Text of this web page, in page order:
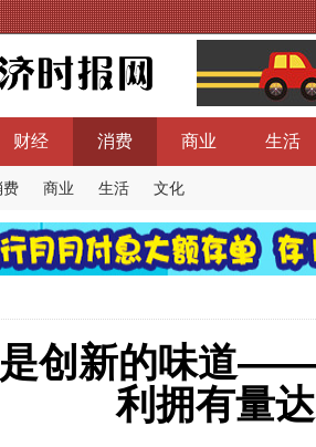
财经 消费 商业 生活
费 商业 生活 文化
创新的味道
利拥有量